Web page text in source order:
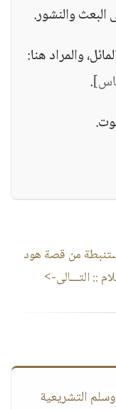
البعث والنشور.
والمراد هنا:
.
من قصة هود
:: التـــالى->
التشريعية